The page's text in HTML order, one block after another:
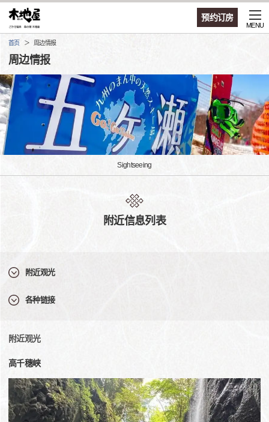
预约订房
MENU
首页 周边情报
周边情报
Sightseeing
附近信息列表
附近观光
各种链接
附近观光
高千穗峡